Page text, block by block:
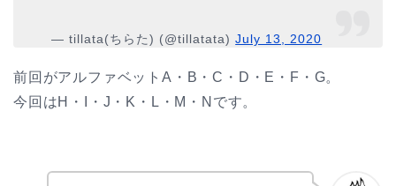
— tillata(ちらた) (@tillatata)July 13, 2020
前回がアルファベットA・B・C・D・E・F・G。
今回はH・I・J・K・L・M・Nです。